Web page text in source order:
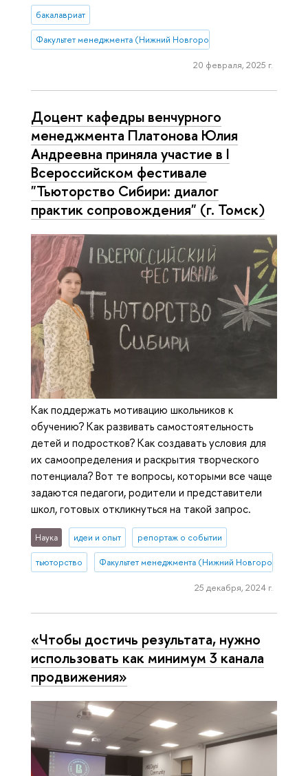
бакалавриат
Факультет менеджмента (Нижний Новгород)
20 февраля, 2025 г.
Доцент кафедры венчурного
менеджмента Платонова Юлия
Андреевна приняла участие в I
Всероссийском фестивале
"Тьюторство Сибири: диалог
практик сопровождения" (г. Томск)
Как поддержать мотивацию школьников к
обучению? Как развивать самостоятельность
детей и подростков? Как создавать условия для
их самоопределения и раскрытия творческого
потенциала? Вот те вопросы, которыми все чаще
задаются педагоги, родители и представители
школ, готовых откликнуться на такой запрос.
Наука идеи и опыт репортаж о событии
тьюторство Факультет менеджмента (Нижний Новгород)
25 декабря, 2024 г.
«Чтобы достичь результата, нужно
использовать как минимум 3 канала
продвижения»